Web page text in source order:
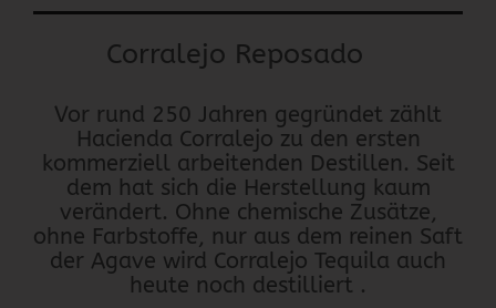
Corralejo Reposado
Vor rund 250 Jahren gegründet zählt
Hacienda Corralejo zu den ersten
kommerziell arbeitenden Destillen. Seit
dem hat sich die Herstellung kaum
verändert. Ohne chemische Zusätze,
ohne Farbstoffe, nur aus dem reinen Saft
der Agave wird Corralejo Tequila auch
heute noch destilliert .